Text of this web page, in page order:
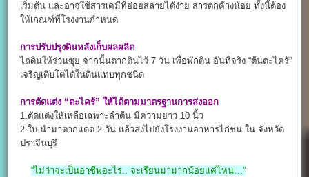
เริ่มต้น และอาจใช้สารเคมีที่ย่อยสลายได้ง่าย สารตกค้างน้อย ทั้งนี้ต้อง
ให้เกณฑ์ที่โรงงานกำหนด
การปรับปรุงดินหลังเก็บผลผลิต
ไถดินให้ร่วนซุย จากนั้นตากดินไว้ 7 วัน เพื่อพักดิน อันที่จริง “ต้นตะไคร้”
เจริญเติบโตได้ในดินแทบทุกชนิด
การตัดแต่ง “ตะไคร้” ให้ได้ตามมาตรฐานการส่งออก
1.ตัดแต่งให้เหลือเฉพาะลำต้น มีความยาว 10 นิ้ว
2.ใบ นำมาตากแดด 2 วัน แล้วส่งไปยังโรงงานอาหารไก่ชน ใน จังหวัด
ปราจีนบุรี
“ไม่ว่าจะเป็นอาชีพอะไร.. จะเรียนมามากน้อยแค่ไหน…”